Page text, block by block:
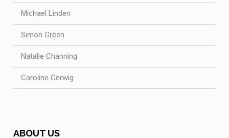
Michael Linden
Simon Green
Natalie Channing
Caroline Gerwig
ABOUT US